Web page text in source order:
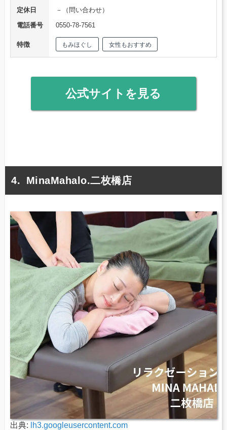
定休日
－（問い合わせ）
電話番号
0550-78-7561
特徴 もみほぐし 女性もおすすめ
公式サイトを見る
MinaMahalo.二枚橋店
出典: lh3.googleusercontent.com